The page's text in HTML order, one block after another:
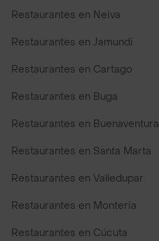
Restaurantes en Neiva
Restaurantes en Jamundi
Restaurantes en Cartago
Restaurantes en Buga
Restaurantes en Buenaventura
Restaurantes en Santa Marta
Restaurantes en Valledupar
Restaurantes en Monteria
Restaurantes en Cúcuta